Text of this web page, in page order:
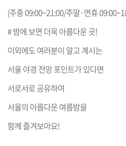
(주중 09:00~21:00/주말·연휴
# 밤에 보면 더욱 아름다운 곳!
이외에도 여러분이 알고 계시는
서울 야경 전망 포인트가 있다면
서로서로 공유하여
서울의 아름다운 여름밤을
함께 즐겨보아요!